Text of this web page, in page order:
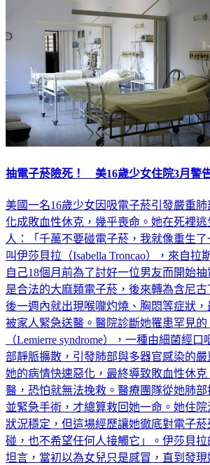
抽電子菸險死！ 美16歲少女住院3月警
美國一名16歲少女因吸電子菸引發嚴重
化成敗血性休克，幾乎喪命。她在死裡
人：「千萬不要碰電子菸，我就像重生
叫伊莎貝拉（Isabella Troncao），來自拉
自己18個月前為了討好一位男友而開始
是合法的大麻類電子菸，後來轉為含尼
後一週內就出現喉嚨灼燒、胸悶等症狀，
被家人緊急送醫。醫院診斷她罹患罕見的
（Lemierre syndrome），一種由細菌經
部靜脈擴散，引發肺部與多器官感染的嚴
她的病情快速惡化，最終導致敗血性休
醫，恐怕就無法挽救。醫療團隊從她肺部
並緊急手術，才總算救回她一命。她住
狀況穩定，但這場經歷讓她徹底對電子
碰，也不希望任何人接觸它」。伊莎貝拉
坦言，當初以為女兒只是感冒，直到發現